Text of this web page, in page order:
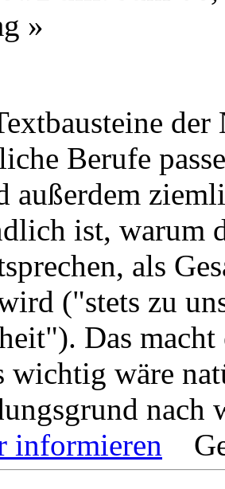
»
Berufe
außerdem
ist, warum
als
("stets zu
Das
wichtig wäre
nach
informieren